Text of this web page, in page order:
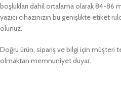
boşlukları dahil ortalama olarak 84-86
yazıcı cihazınızın bu genişlikte etiket
olunuz.
Doğru ürün, sipariş ve bilgi için müşteri
olmaktan memnuniyet duyar.